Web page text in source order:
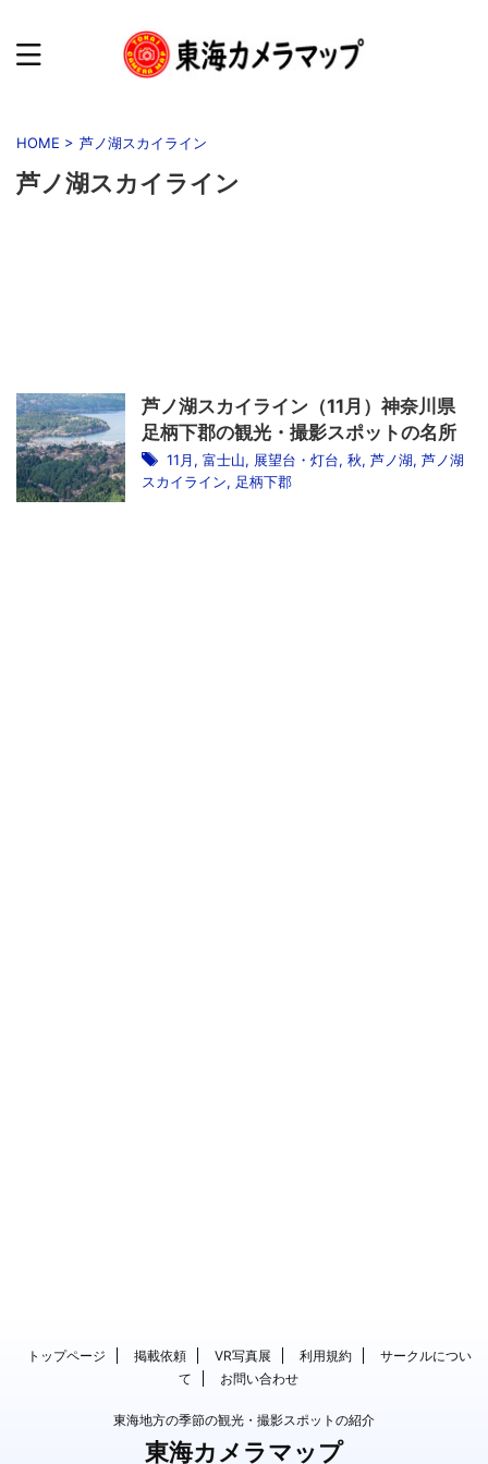
HOME > 芦ノ湖スカイライン
芦ノ湖スカイライン
芦ノ湖スカイライン（11月）神奈川県
足柄下郡の観光・撮影スポットの名所
11月, 富士山, 展望台・灯台, 秋, 芦ノ湖, 芦ノ湖
スカイライン, 足柄下郡
トップページ 掲載依頼 VR写真展 利用規約
サークルについ
て
お問い合わせ
東海地方の季節の観光・撮影スポットの紹介
東海カメラマップ